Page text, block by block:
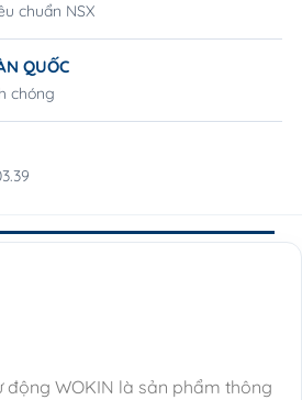
chuẩn NSX
QUỐC
chóng
động WOKIN là sản phẩm thông